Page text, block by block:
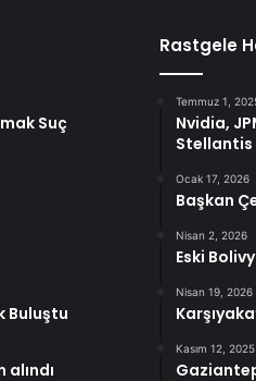
Suç
Buluştu
Rastgele
Temmuz 1,
Nvidia,
Stellantis
Ocak 17, 2026
Başkan
Nisan 2, 2026
Eski
Nisan 19, 2026
Kasım 12, 2025